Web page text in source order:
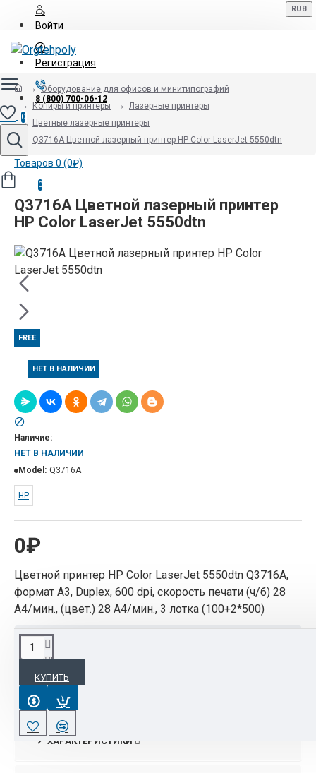
Войти
Регистрация
8 (800) 700-06-12
RUB
0
Товаров 0 (0₽)
0
Оборудование для офисов и минитипографий
Копиры и принтеры
Лазерные принтеры
Цветные лазерные принтеры
Q3716A Цветной лазерный принтер HP Color LaserJet 5550dtn
Q3716A Цветной лазерный принтер
HP Color LaserJet 5550dtn
FREE
НЕТ В НАЛИЧИИ
0₽
Наличие:
НЕТ В НАЛИЧИИ
Model: Q3716A
HP
Цветной принтер HP Color LaserJet 5550dtn Q3716A,
формат А3, Duplex, 600 dpi, скорость печати (ч/б) 28
А4/мин., (цвет.) 28 А4/мин., 3 лотка (100+2*500)
КУПИТЬ
ОПИСАНИЕ
Простой в эксплуатации широкоформатный
лазерный принтердля печати впечатляющих
цветных документов. Проверенная конструкция,
высокая производительность, функциональная
ХАРАКТЕРИСТИКИ